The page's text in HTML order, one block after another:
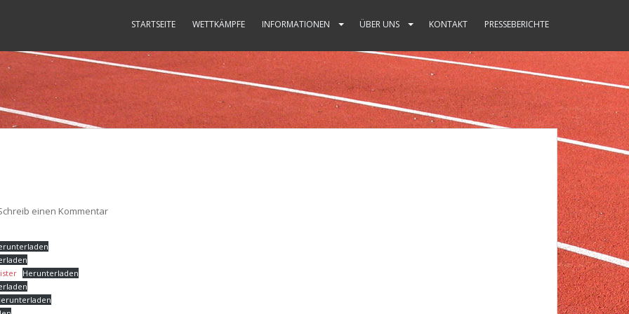
STARTSEITE WETTKÄMPFE INFORMATIONEN ÜBER UNS KONTAKT PRESSEBERICHTE
einen Kommentar
Herunterladen